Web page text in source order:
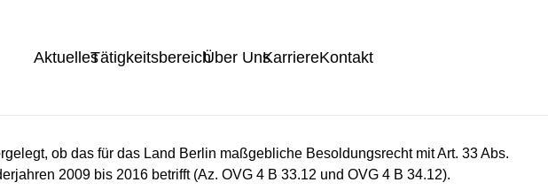
AktuellesTätigkeitsbereichÜber UnsKarriereKontakt
ob das für das Land Berlin maßgebliche Besoldungsrecht mit Art. 33 Abs.
2009 bis 2016 betrifft (Az. OVG 4 B 33.12 und OVG 4 B 34.12).